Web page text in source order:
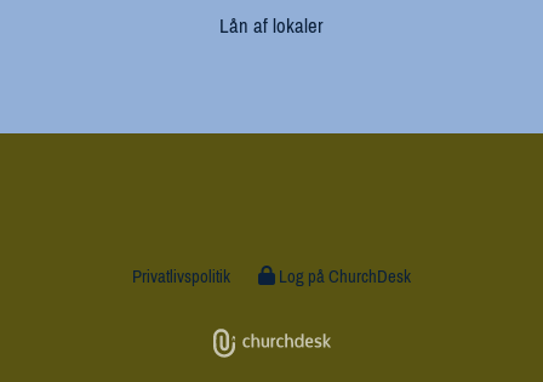
Lån af lokaler
Privatlivspolitik Log på ChurchDesk